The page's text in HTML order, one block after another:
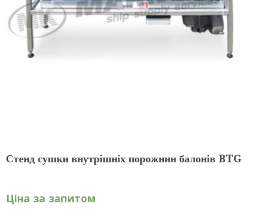
Стенд сушки внутрішніх порожнин балонів BTG
Ціна за запитом